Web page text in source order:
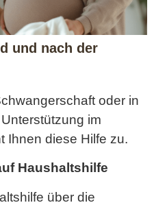
und nach der
oder in
im
Ihnen diese Hilfe zu.
Haushaltshilfe
über die